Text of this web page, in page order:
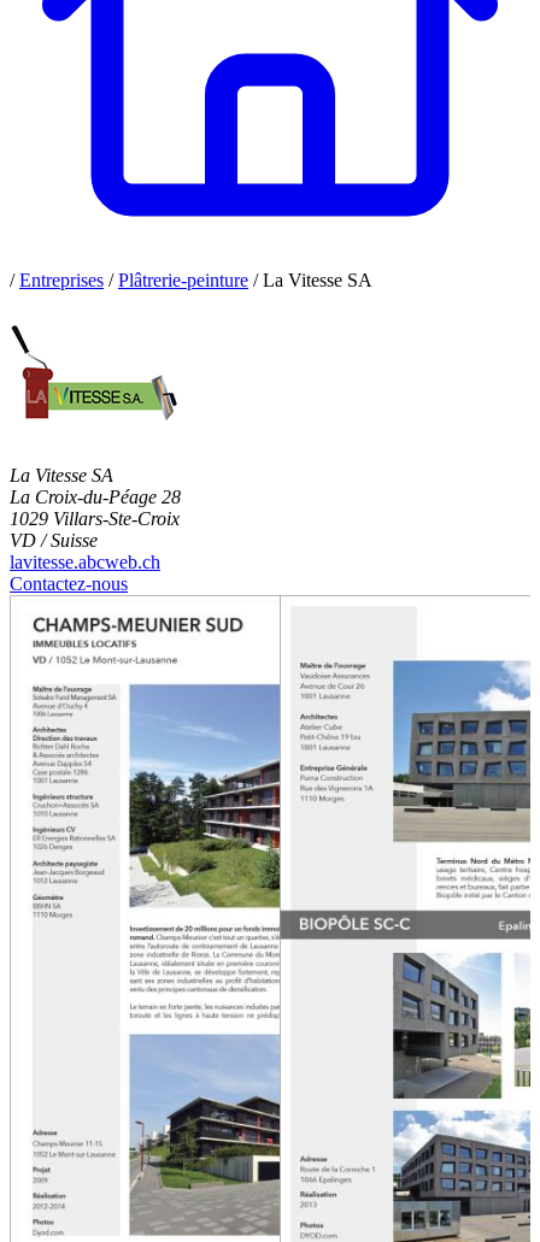
/ Entreprises / Plâtrerie-peinture /La Vitesse SA
La Vitesse SA
La Croix-du-Péage 28
1029 Villars-Ste-Croix
VD / Suisse
lavitesse.abcweb.ch
Contactez-nous